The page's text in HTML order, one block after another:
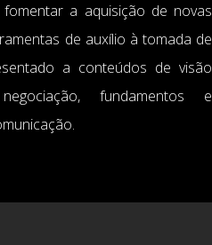
a aquisição de novas
de auxílio à tomada de
a conteúdos de visão
fundamentos e